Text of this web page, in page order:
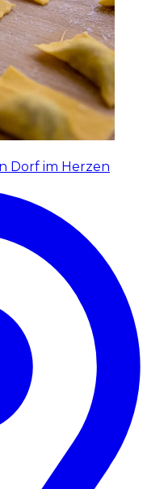
Dorf im Herzen